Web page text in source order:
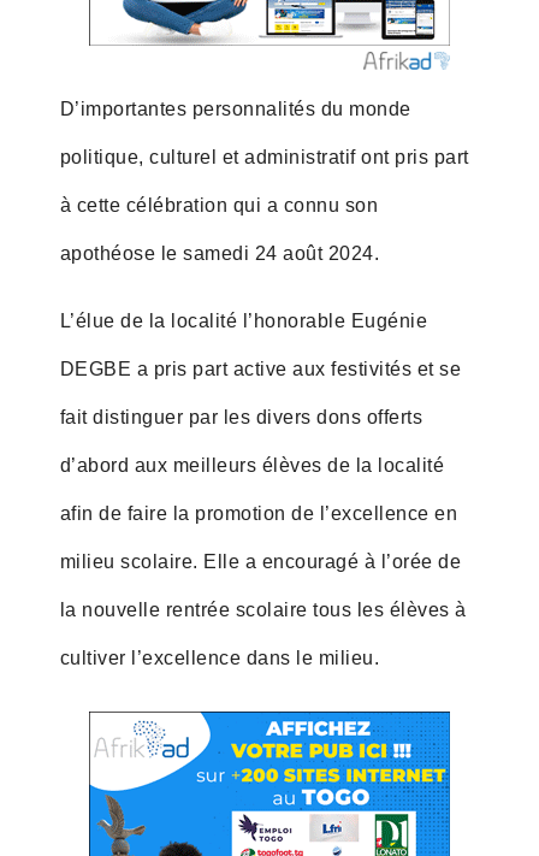
D’importantes personnalités du monde
politique, culturel et administratif ont pris part
à cette célébration qui a connu son
apothéose le samedi 24 août 2024.
L’élue de la localité l’honorable Eugénie
DEGBE a pris part active aux festivités et se
fait distinguer par les divers dons offerts
d’abord aux meilleurs élèves de la localité
afin de faire la promotion de l’excellence en
milieu scolaire. Elle a encouragé à l’orée de
la nouvelle rentrée scolaire tous les élèves à
cultiver l’excellence dans le milieu.